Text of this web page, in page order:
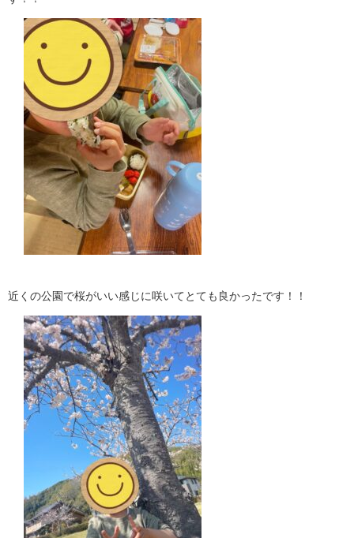
近くの公園で桜がいい感じに咲いてとても良かったです！！